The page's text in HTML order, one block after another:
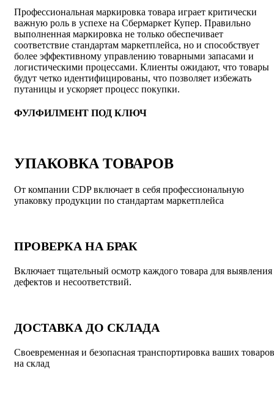
Профессиональная маркировка товара играет критически
важную роль в успехе на Сбермаркет Купер. Правильно
выполненная маркировка не только обеспечивает
соответствие стандартам маркетплейса, но и способствует
более эффективному управлению товарными запасами и
логистическими процессами. Клиенты ожидают, что товары
будут четко идентифицированы, что позволяет избежать
путаницы и ускоряет процесс покупки.
ФУЛФИЛМЕНТ ПОД КЛЮЧ
УПАКОВКА ТОВАРОВ
От компании CDP включает в себя профессиональную
упаковку продукции по стандартам маркетплейса
ПРОВЕРКА НА БРАК
Включает тщательный осмотр каждого товара для выявления
дефектов и несоответствий.
ДОСТАВКА ДО СКЛАДА
Своевременная и безопасная транспортировка ваших товаров
на склад